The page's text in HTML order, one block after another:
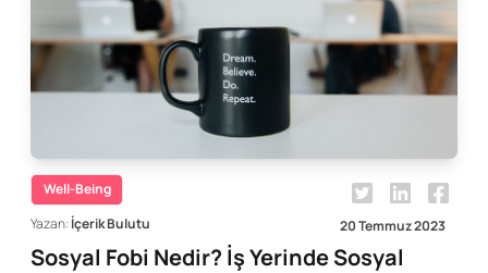
Well-Being
Yazan:İçerik Bulutu 20 Temmuz 2023
Sosyal Fobi Nedir? İş Yerinde Sosyal